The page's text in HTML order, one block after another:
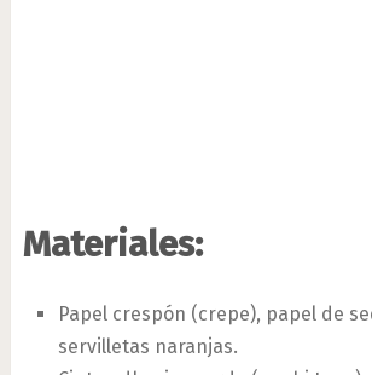
Materiales:
Papel crespón (crepe), papel de
servilletas naranjas.